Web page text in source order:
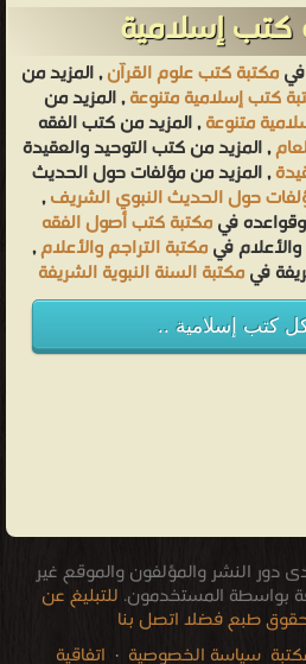
إسلامية
مكتبة كتب علوم القرآن, المزيد من
كتب إسلامية متنوعة, المزيد من
متنوعة, المزيد من كتب الفقه
, المزيد من كتب التوحيد والعقيدة
, المزيد من مؤلفات حول الحديث
حول الحديث النبوي الشريف,
فيمكتبة كتب أصول الفقه
فيمكتبة التراجم والأعلام,
فيمكتبة السنة النبوية الشريفة
كتب إسلامية ..
النشر والمؤلفون والموقع غير
بواسطة المستخدمون. للتبليغ عن
طبع فضلا اتصل بنا
سياسة الخصوصية · اتفاقية